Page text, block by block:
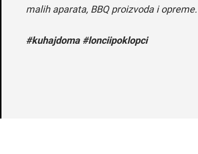
malih aparata, BBQ proizvoda i opreme.
#kuhajdoma #lonciipoklopci